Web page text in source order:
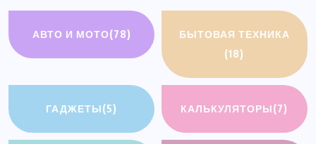
АВТО И МОТО(78)
БЫТОВАЯ ТЕХНИКА
(18)
ГАДЖЕТЫ(5) КАЛЬКУЛЯТОРЫ(7)